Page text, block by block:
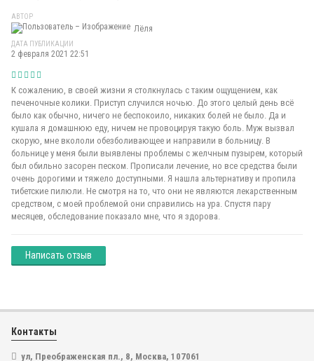
АВТОР
Лёля
ДАТА ПУБЛИКАЦИИ
2 февраля 2021 22:51
К сожалению, в своей жизни я столкнулась с таким ощущением, как
печеночные колики. Приступ случился ночью. До этого целый день всё
было как обычно, ничего не беспокоило, никаких болей не было. Да и
кушала я домашнюю еду, ничем не провоцируя такую боль. Муж вызвал
скорую, мне вкололи обезболивающее и направили в больницу. В
больнице у меня были выявлены проблемы с желчным пузырем, который
был обильно засорен песком. Прописали лечение, но все средства были
очень дорогими и тяжело доступными. Я нашла альтернативу и пропила
тибетские пилюли. Не смотря на то, что они не являются лекарственным
средством, с моей проблемой они справились на ура. Спустя пару
месяцев, обследование показало мне, что я здорова.
Написать отзыв
Контакты
ул, Преображенская пл., 8, Москва, 107061